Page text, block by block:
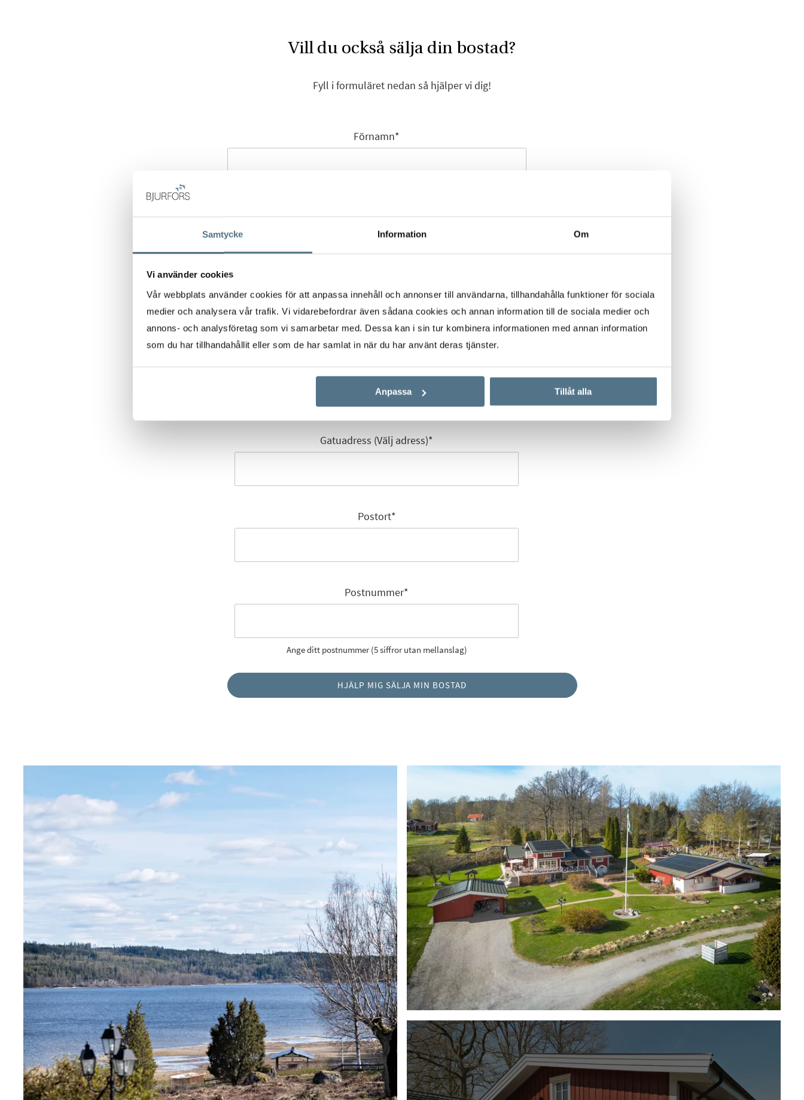
Samtycke Information Om
Vi använder cookies
Vår webbplats använder cookies för att anpassa innehåll och annonser till användarna, tillhandahålla funktioner för sociala
medier och analysera vår trafik. Vi vidarebefordrar även sådana cookies och annan information till de sociala medier och
annons- och analysföretag som vi samarbetar med. Dessa kan i sin tur kombinera informationen med annan information
som du har tillhandahållit eller som de har samlat in när du har använt deras tjänster.
Anpassa Tillåt alla
Vill du också sälja din bostad?
Fyll i formuläret nedan så hjälper vi dig!
Förnamn*
Mobilnummer
E-post*
Gatuadress (Välj adress)*
Postort*
Postnummer*
Ange ditt postnummer (5 siffror utan mellanslag)